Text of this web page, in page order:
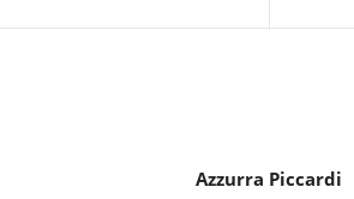
Azzurra Piccardi